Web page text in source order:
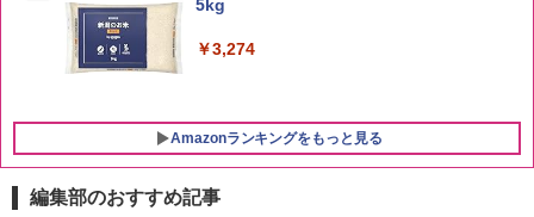
5kg
￥3,274
Amazonランキングをもっと見る
編集部のおすすめ記事